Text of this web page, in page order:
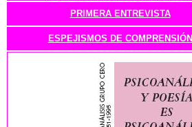
PRIMERA ENTREVISTA
ESPEJISMOS DE COMPRENSIÓN